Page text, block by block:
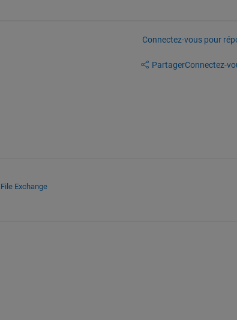
Connectez-vous pour
PartagerConnectez-
File Exchange